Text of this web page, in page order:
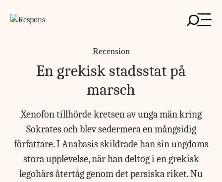
Recension
En grekisk stadsstat på
marsch
Xenofon tillhörde kretsen av unga män kring
Sokrates och blev sedermera en mångsidig
författare. I Anabasis skildrade han sin ungdoms
stora upplevelse, när han deltog i en grekisk
legohärs återtåg genom det persiska riket. Nu